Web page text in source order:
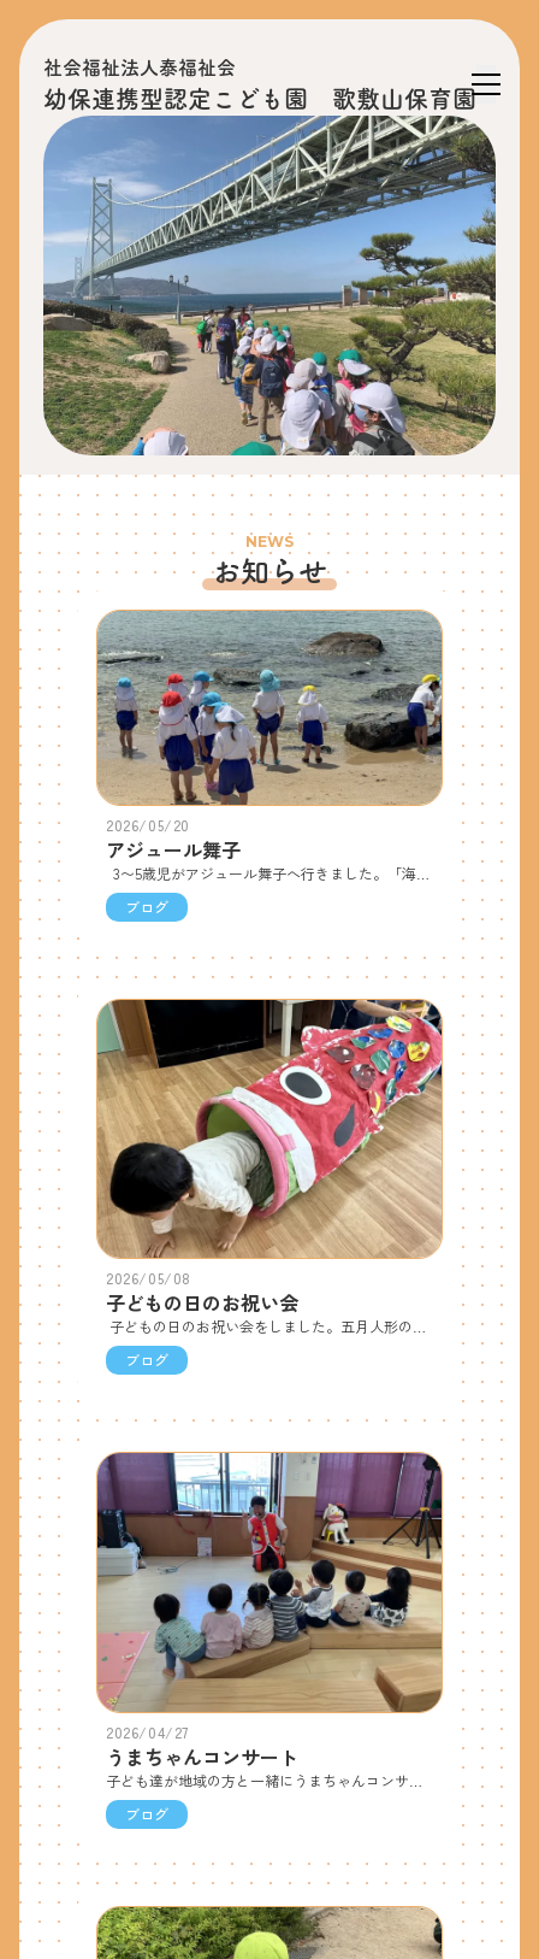
社会福祉法人泰福祉会
幼保連携型認定こども園 歌敷山保育園
NEWS
お知らせ
2026/05/20
アジュール舞子
ブログ
2026/05/08
子どもの日のお祝い会
ブログ
2026/04/27
うまちゃんコンサート
ブログ